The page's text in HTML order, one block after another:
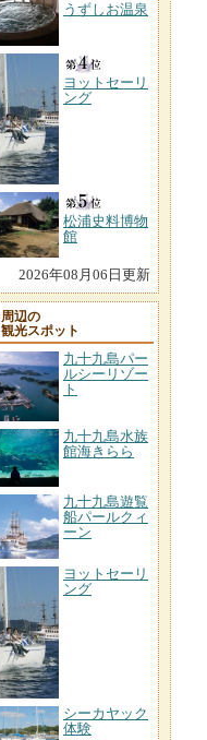
うずしお温泉
ヨットセーリ
ング
松浦史料博物
館
2026年08月06日更新
周辺の
観光スポット
九十九島パー
ルシーリゾー
ト
九十九島水族
館海きらら
九十九島遊覧
船パールクィ
ーン
ヨットセーリ
ング
シーカヤック
体験